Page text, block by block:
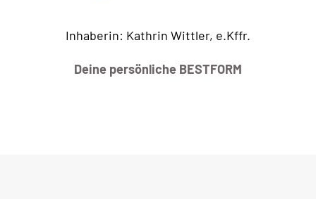
Inhaberin: Kathrin Wittler, e.Kffr.
Deine persönliche BESTFORM